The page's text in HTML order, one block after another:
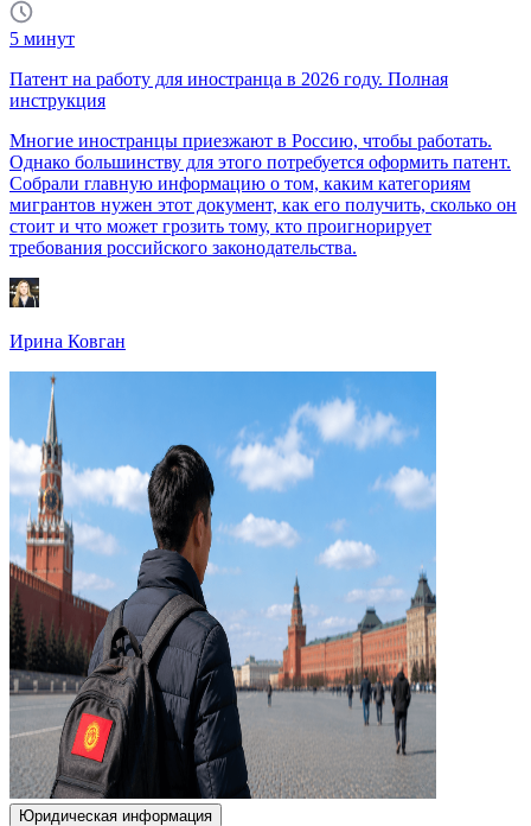
5 минут
Патент на работу для иностранца в 2026 году. Полная
инструкция
Многие иностранцы приезжают в Россию, чтобы работать.
Однако большинству для этого потребуется оформить патент.
Собрали главную информацию о том, каким категориям
мигрантов нужен этот документ, как его получить, сколько он
стоит и что может грозить тому, кто проигнорирует
требования российского законодательства.
Ирина Ковган
Юридическая информация